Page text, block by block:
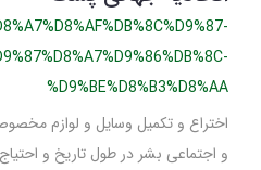
%D9%BE%D8%B3%D8%AA
اختراع و تکمیل وسایل و لوازم
و اجتماعی بشر در طول تاریخ و